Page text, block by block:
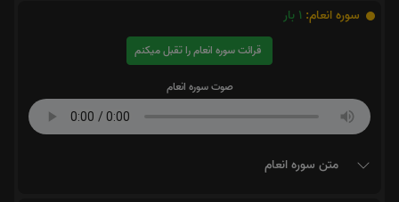
سوره انعام: 1 بار
قرائت سوره انعام را تقبل میکنم
صوت سوره انعام
متن سوره انعام